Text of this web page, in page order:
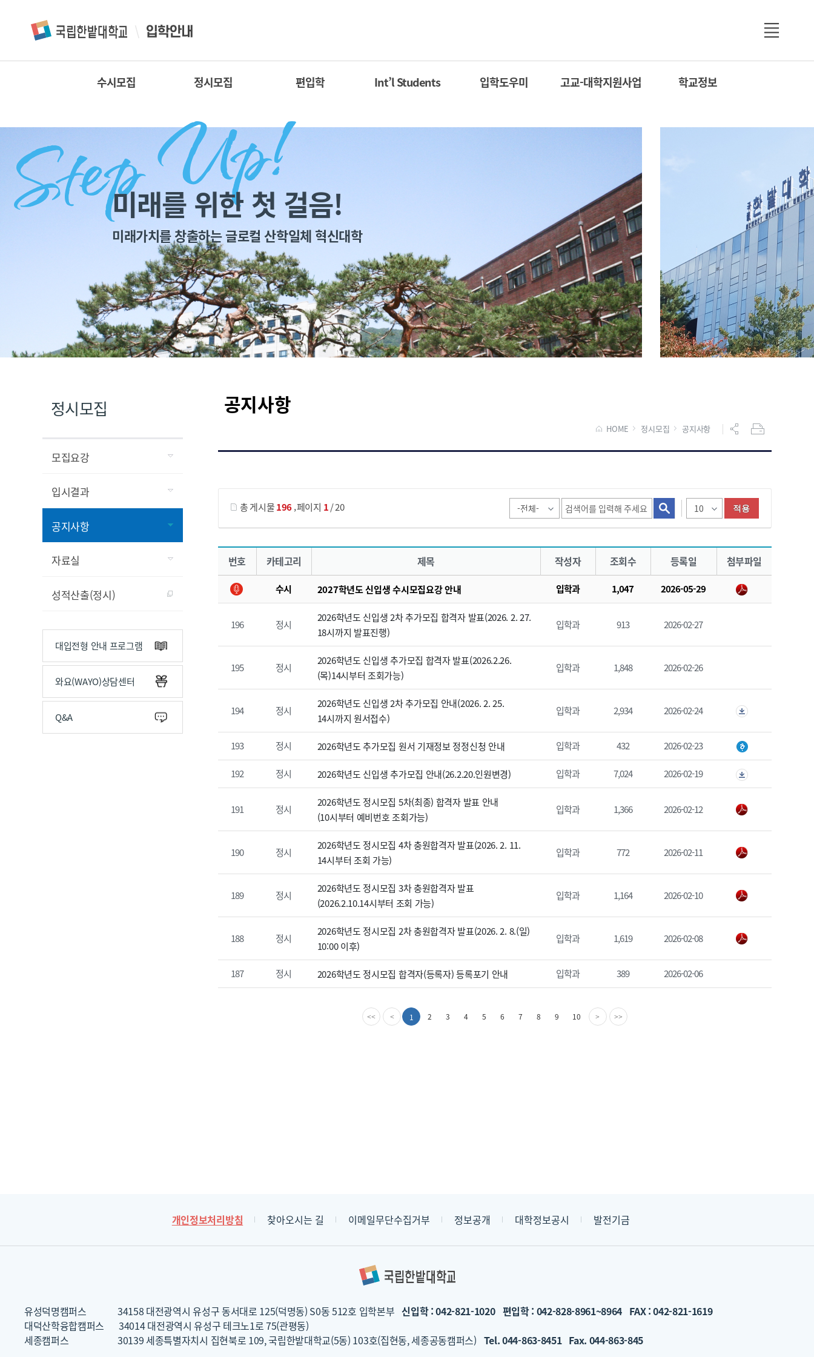
수시모집 정시모집 편입학 Int’l Students 입학도우미 고교-대학지원사업 학교정보
미래를 위한 첫 걸음!
미래가치를 창출하는 글로컬 산학일체 혁신대학
정시모집
모집요강
입시결과
공지사항
자료실
성적산출(정시)
대입전형 안내 프로그램
와요(WAYO)상담센터
Q&A
공지사항
HOME 정시모집 공지사항
총 게시물196,페이지 1/ 20 적용
공지사항(통합) 목록 으로 번호, 제목, 작성자, 조회수, 등록 일, 첨부파일로 나열 되고 있습니다.
번호 카테고리 제목 작성자 조회수 등록일 첨부파일
수시 2027학년도 신입생 수시모집요강 안내 입학과 1,047 2026-05-29
196 정시
2026학년도 신입생 2차 추가모집 합격자 발표(2026. 2. 27.
18시까지 발표진행)
입학과 913 2026-02-27
195 정시
2026학년도 신입생 추가모집 합격자 발표(2026.2.26.
(목)14시부터 조회가능)
입학과 1,848 2026-02-26
194 정시
2026학년도 신입생 2차 추가모집 안내(2026. 2. 25.
14시까지 원서접수)
입학과 2,934 2026-02-24
193 정시 2026학년도 추가모집 원서 기재정보 정정신청 안내 입학과 432 2026-02-23
192 정시 2026학년도 신입생 추가모집 안내(26.2.20.인원변경) 입학과 7,024 2026-02-19
191 정시
2026학년도 정시모집 5차(최종) 합격자 발표 안내
(10시부터 예비번호 조회가능)
입학과 1,366 2026-02-12
190 정시
2026학년도 정시모집 4차 충원합격자 발표(2026. 2. 11.
14시부터 조회 가능)
입학과 772 2026-02-11
189 정시
2026학년도 정시모집 3차 충원합격자 발표
(2026.2.10.14시부터 조회 가능)
입학과 1,164 2026-02-10
188 정시
2026학년도 정시모집 2차 충원합격자 발표(2026. 2. 8.(일)
10:00 이후)
입학과 1,619 2026-02-08
187 정시 2026학년도 정시모집 합격자(등록자) 등록포기 안내 입학과 389 2026-02-06
<< 첫
번
< 이
전
1 2 3 4 5 6 7 8 9 10 > 다
음
>> 마
지
개인정보처리방침 찾아오시는 길 이메일무단수집거부 정보공개 대학정보공시 발전기금
유성덕명캠퍼스 34158 대전광역시 유성구 동서대로 125(덕명동) S0동 512호 입학본부 신입학 : 042-821-1020 편입학 : 042-828-8961~8964 FAX : 042-821-1619
대덕산학융합캠퍼스
34014 대전광역시 유성구 테크노1로 75(관평동)
세종캠퍼스
30139 세종특별자치시 집현북로 109, 국립한밭대학교(5동) 103호(집현동, 세종공동캠퍼스) Tel. 044-863-8451 Fax. 044-863-845